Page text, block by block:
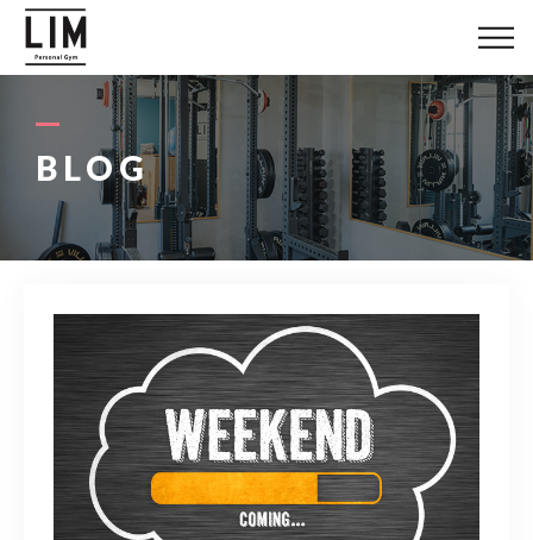
BLOG
LIMについて
料金システム
お客様の声
ブログ
アクセス
080-1447-8058